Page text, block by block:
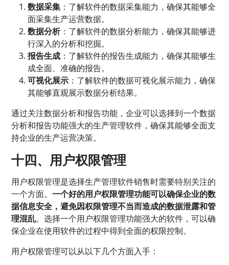
数据采集 ：了解软件的数据采集能力，确保其能够全
面采集生产运营数据。
数据分析：了解软件的数据分析能力，确保其能够进
行深入的分析和挖掘。
报告生成 ：了解软件的报告生成能力，确保其能够生
成全面、准确的报告。
可视化展示 ：了解软件的数据可视化展示能力，确保
其能够直观展示数据分析结果。
通过关注数据分析和报告功能，企业可以选择到一个数据
分析和报告功能强大的生产管理软件，确保其能够全面支
持企业的生产运营决策。
十四、用户权限管理
用户权限管理是选择生产管理软件销售时需要特别关注的
一个方面。一个好的用户权限管理功能可以确保企业的数
据信息安全，避免因权限管理不当而造成的数据泄露和管
理混乱。选择一个用户权限管理功能强大的软件，可以确
保企业在使用软件的过程中得到全面的权限控制。
用户权限管理可以从以下几个方面入手：